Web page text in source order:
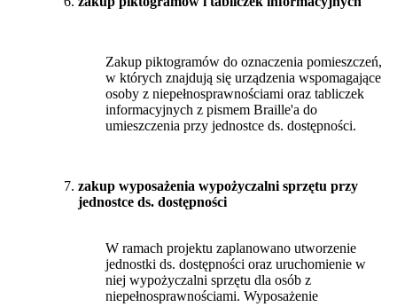
Zakup piktogramów do oznaczenia pomieszczeń,
w których znajdują się urządzenia wspomagające
osoby z niepełnosprawnościami oraz tabliczek
informacyjnych z pismem Braille'a do
umieszczenia przy jednostce ds. dostępności.
zakup wyposażenia wypożyczalni sprzętu przy
jednostce ds. dostępności
W ramach projektu zaplanowano utworzenie
jednostki ds. dostępności oraz uruchomienie w
niej wypożyczalni sprzętu dla osób z
niepełnosprawnościami. Wyposażenie